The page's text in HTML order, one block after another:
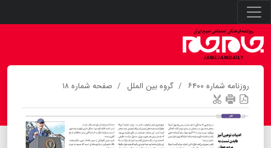
روزنامه شماره ۶۴۰۰ گروه بین الملل صفحه شماره ۱۸